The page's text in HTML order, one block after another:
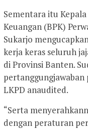
Sementara itu
Keuangan (BPK)
Sukarjo
kerja keras seluruh
di Provinsi Banten.
pertanggungjawaban
LKPD anaudited.
“Serta
dengan peraturan